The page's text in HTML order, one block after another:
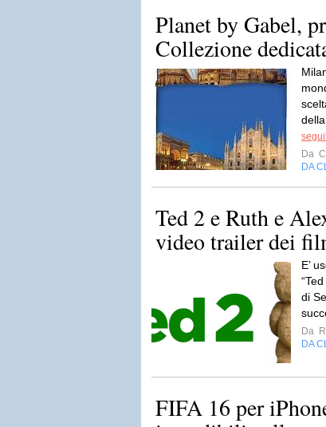
Planet by Gabel,
Collezione
Da
DA
Ted 2 e Ruth e
video trailer dei
E’
di
Da
DA
FIFA 16 per